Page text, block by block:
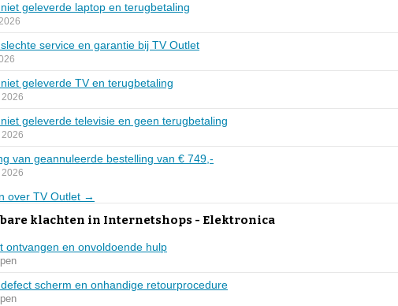
geleverde laptop en terugbetaling
service en garantie bij TV Outlet
geleverde TV en terugbetaling
geleverde televisie en geen terugbetaling
van geannuleerde bestelling van € 749,-
over TV Outlet →
klachten in Internetshops - Elektronica
ontvangen en onvoldoende hulp
scherm en onhandige retourprocedure